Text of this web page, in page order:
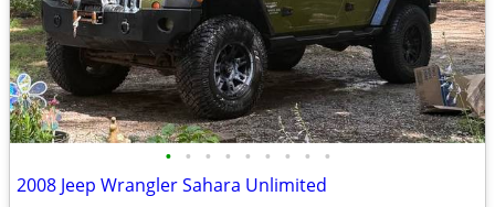
• • • • • • • • •
2008 Jeep Wrangler Sahara Unlimited